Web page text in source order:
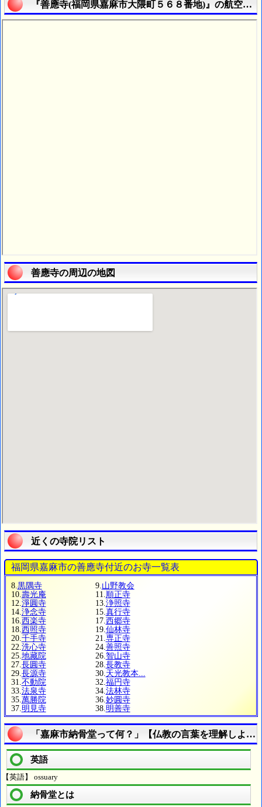
『善應寺(福岡県嘉麻市大隈町５６８番地)』の航空写真
善應寺の周辺の地図
近くの寺院リスト
福岡県嘉麻市の善應寺付近のお寺一覧表
8. 黒隅寺 9. 山野教会
10. 壽光庵 11. 順正寺
12. 淨圓寺 13. 浄照寺
14. 浄念寺 15. 真行寺
16. 西楽寺 17. 西郷寺
18. 西照寺 19. 仙林寺
20. 千手寺 21. 専正寺
22. 洗心寺 24. 善照寺
25. 地藏院 26. 智山寺
27. 長圓寺 28. 長教寺
29. 長源寺 30. 天光教本...
31. 不動院 32. 福円寺
33. 法泉寺 34. 法林寺
35. 萬勝院 36. 妙圓寺
37. 明見寺 38. 明善寺
「嘉麻市納骨堂って何？」【仏教の言葉を理解しよう
英語
【英語】 ossuary
納骨堂とは